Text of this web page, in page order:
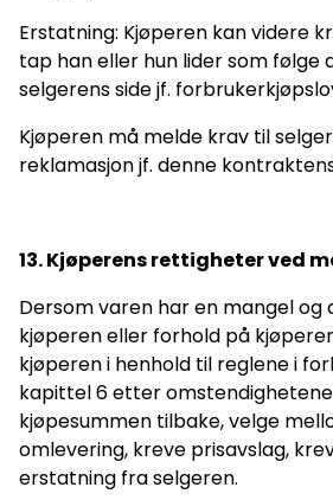
Erstatning: Kjøperen kan videre
tap han eller hun lider som følge
selgerens side jf.
Kjøperen må melde krav til
reklamasjon jf. denne kontraktens
13. Kjøperens rettigheter ved
Dersom varen har en mangel og
kjøperen eller forhold på
kjøperen i henhold til reglene i
kapittel 6 etter
kjøpesummen tilbake, velge
omlevering, kreve prisavslag,
erstatning fra selgeren.